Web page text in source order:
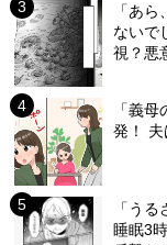
「あ
ないで
視？悪
「義
発！
「う
睡眠3